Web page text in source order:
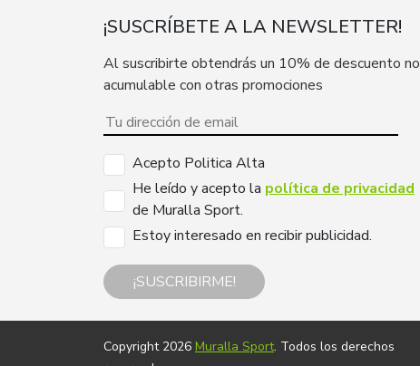
¡SUSCRÍBETE A LA NEWSLETTER!
Al suscribirte obtendrás un 10% de descuento no
acumulable con otras promociones
Acepto Politica Alta
He leído y acepto la política de privacidad
de Muralla Sport.
Estoy interesado en recibir publicidad.
¡SUSCRIBIRME!
Copyright 2026 Muralla Sport. Todos los derechos